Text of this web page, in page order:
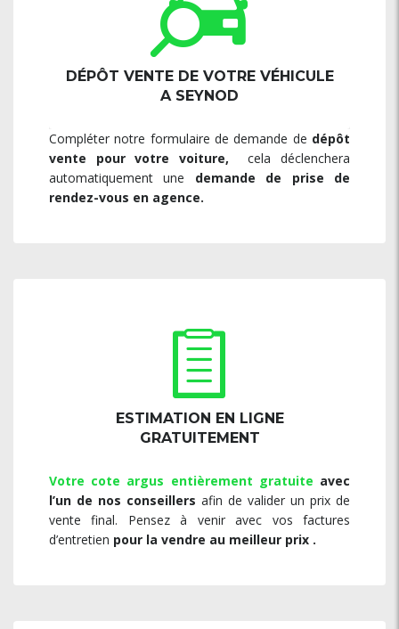
DÉPÔT VENTE DE VOTRE VÉHICULE
A SEYNOD
Compléter notre formulaire de demande de dépôt
vente pour votre voiture,
cela déclenchera
automatiquement une demande de prise de
rendez-vous en agence.
ESTIMATION EN LIGNE
GRATUITEMENT
Votre cote argus entièrement gratuite avec
l’un de nos conseillers afin de valider un prix de
vente final. Pensez à venir avec vos factures
d’entretien pour la vendre au meilleur prix .